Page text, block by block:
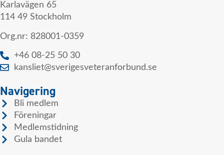
Karlavägen 65
114 49 Stockholm
Org.nr: 828001-0359
+46 08-25 50 30
kansliet@sverigesveteranforbund.se
Navigering
Bli medlem
Föreningar
Medlemstidning
Gula bandet